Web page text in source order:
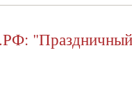
"Праздничный